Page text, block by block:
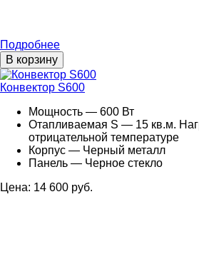
Подробнее
В корзину
Конвектор S600
Мощность — 600 Вт
Отапливаемая S — 15 кв.м.
отрицательной температуре
Корпус — Черный металл
Панель — Черное стекло
Цена: 14 600 руб.